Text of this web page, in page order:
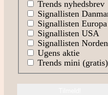
Trends nyhedsbrev
Signallisten
Signallisten Europa
Signallisten USA
Signallisten Norden
Ugens aktie
Trends mini (gratis)